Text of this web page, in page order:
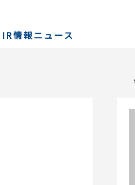
IR情報ニュース